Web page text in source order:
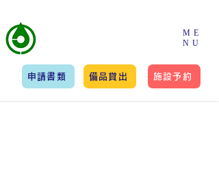
申請書類 備品貸出
ME
NU
施設予約